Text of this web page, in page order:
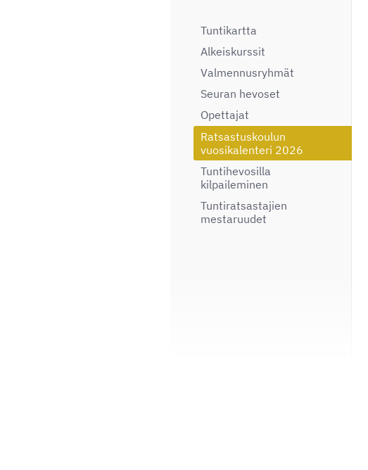
Tuntikartta
Alkeiskurssit
Valmennusryhmät
Seuran hevoset
Opettajat
Ratsastuskoulun
vuosikalenteri 2026
Tuntihevosilla
kilpaileminen
Tuntiratsastajien
mestaruudet